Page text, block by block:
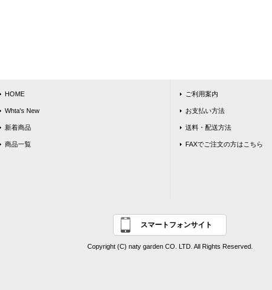
HOME
Whta's New
新着商品
商品一覧
ご利用案内
お支払い方法
送料・配送方法
FAXでご注文の方はこちら
スマートフォンサイト
Copyright (C) naty garden CO. LTD. All Rights Reserved.